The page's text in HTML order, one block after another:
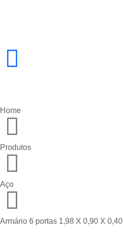
Home
Produtos
Aço
Armário 6 portas 1,98 X 0,90 X 0,40